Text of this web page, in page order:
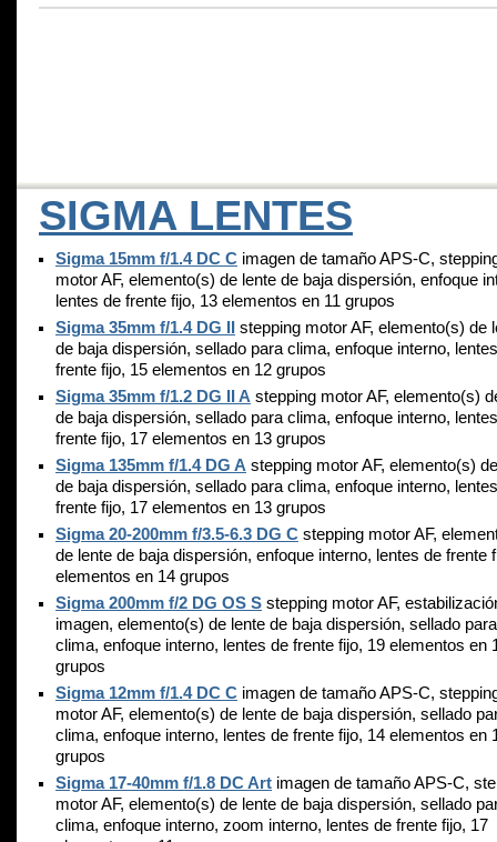
SIGMA LENTES
Sigma 15mm f/1.4 DC C imagen de tamaño APS-C,
motor AF, elemento(s) de lente de baja dispersión, enfoque
lentes de frente fijo, 13 elementos en 11 grupos
Sigma 35mm f/1.4 DG II
stepping motor AF, elemento(s) de
de baja dispersión, sellado para clima, enfoque interno,
frente fijo, 15 elementos en 12 grupos
Sigma 35mm f/1.2 DG II A stepping motor AF, elemento(s)
de baja dispersión, sellado para clima, enfoque interno,
frente fijo, 17 elementos en 13 grupos
Sigma 135mm f/1.4 DG A stepping motor AF, elemento(s)
de baja dispersión, sellado para clima, enfoque interno,
frente fijo, 17 elementos en 13 grupos
Sigma 20-200mm f/3.5-6.3 DG C stepping motor AF,
de lente de baja dispersión, enfoque interno, lentes de frente
elementos en 14 grupos
Sigma 200mm f/2 DG OS S stepping motor AF,
imagen, elemento(s) de lente de baja dispersión, sellado para
clima, enfoque interno, lentes de frente fijo, 19 elementos en
grupos
Sigma 12mm f/1.4 DC C imagen de tamaño APS-C,
motor AF, elemento(s) de lente de baja dispersión, sellado
clima, enfoque interno, lentes de frente fijo, 14 elementos en
grupos
Sigma 17-40mm f/1.8 DC Art imagen de tamaño APS-C,
motor AF, elemento(s) de lente de baja dispersión, sellado
clima, enfoque interno, zoom interno, lentes de frente fijo, 17